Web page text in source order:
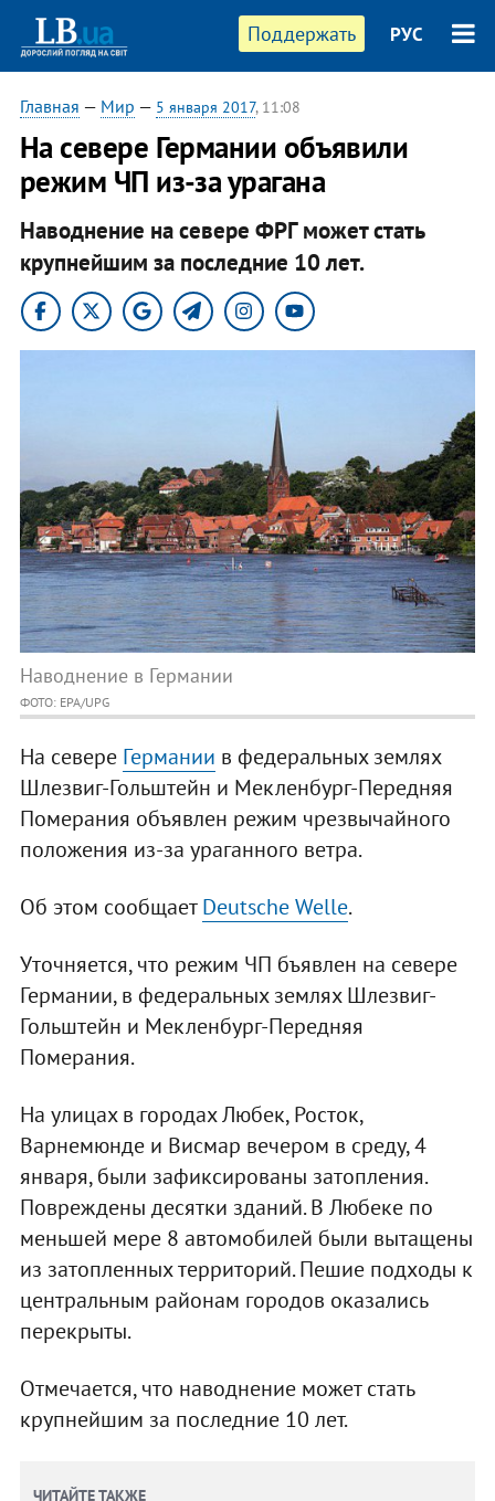
Поддержать РУС
Главная — Мир — 5 января 2017, 11:08
На севере Германии объявили
режим ЧП из-за урагана
Наводнение на севере ФРГ может стать
крупнейшим за последние 10 лет.
Наводнение в Германии
ФОТО: EPA/UPG
На севере Германии в федеральных землях
Шлезвиг-Гольштейн и Мекленбург-Передняя
Померания объявлен режим чрезвычайного
положения из-за ураганного ветра.
Об этом сообщаетDeutsche Welle.
Уточняется, что режим ЧП бъявлен на севере
Германии, в федеральных землях Шлезвиг-
Гольштейн и Мекленбург-Передняя
Померания.
На улицах в городах Любек, Росток,
Варнемюнде и Висмар вечером в среду, 4
января, были зафиксированы затопления.
Повреждены десятки зданий. В Любеке по
меньшей мере 8 автомобилей были вытащены
из затопленных территорий. Пешие подходы к
центральным районам городов оказались
перекрыты.
Отмечается, что наводнение может стать
крупнейшим за последние 10 лет.
ЧИТАЙТЕ ТАКЖЕ